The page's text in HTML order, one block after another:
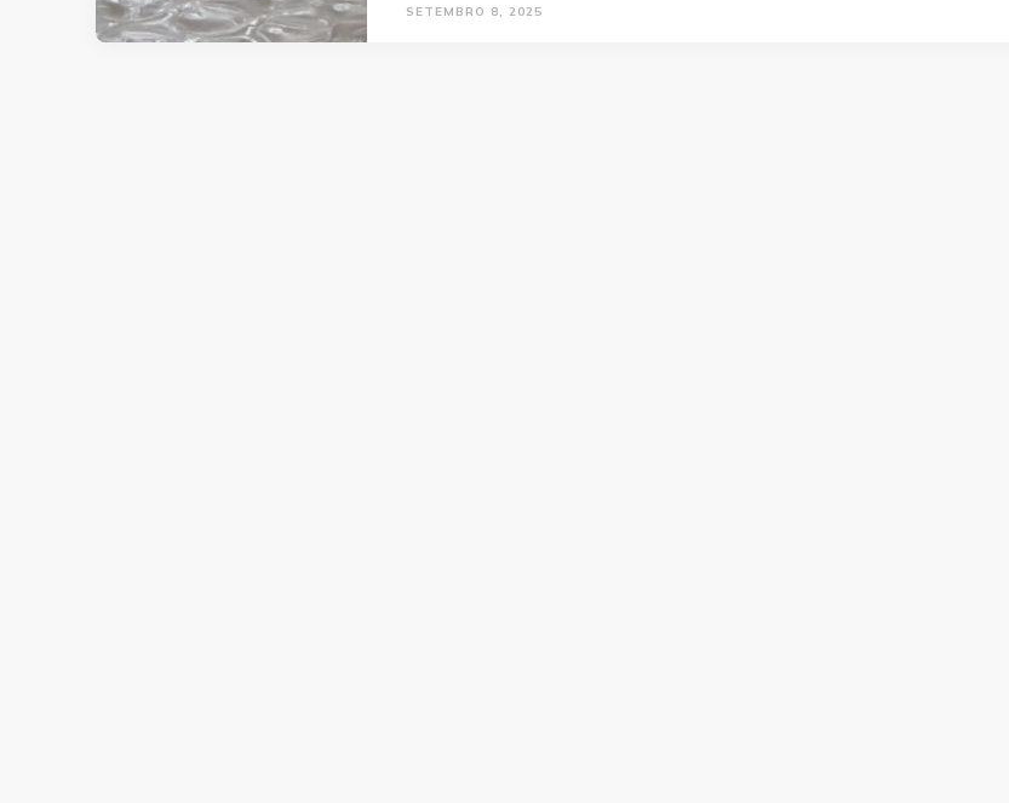
SETEMBRO 8, 2025